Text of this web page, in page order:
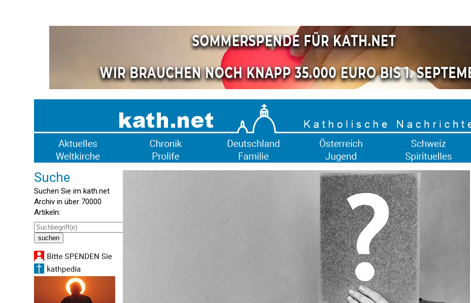
Suche
Suchen Sie im kath.net
Archiv in über 70000
Artikeln: